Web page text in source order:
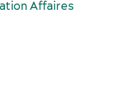
Affaires